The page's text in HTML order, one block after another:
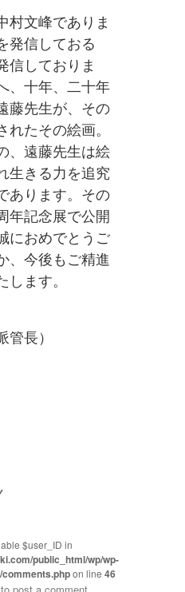
村文峰でありま
発信しておる
信しておりま
、十年、二十年
藤先生が、その
たその絵画。
、遠藤先生は絵
生きる力を追究
あります。その
年記念展で公開
におめでとうご
、今後もご精進
ます。
管長）
$user_ID in
public_html/wp/wp-
on line 46